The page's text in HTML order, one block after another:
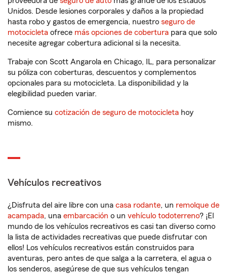
Unidos. Desde lesiones corporales y daños a la propiedad
hasta robo y gastos de emergencia, nuestro seguro de
motocicleta ofrece más opciones de cobertura para que solo
necesite agregar cobertura adicional si la necesita.
Trabaje con Scott Angarola en Chicago, IL, para personalizar
su póliza con coberturas, descuentos y complementos
opcionales para su motocicleta. La disponibilidad y la
elegibilidad pueden variar.
Comience su cotización de seguro de motocicleta hoy
mismo.
Vehículos recreativos
¿Disfruta del aire libre con una casa rodante, un remolque de
acampada, una embarcación o un vehículo todoterreno? ¡El
mundo de los vehículos recreativos es casi tan diverso como
la lista de actividades recreativas que puede disfrutar con
ellos! Los vehículos recreativos están construidos para
aventuras, pero antes de que salga a la carretera, el agua o
los senderos, asegúrese de que sus vehículos tengan